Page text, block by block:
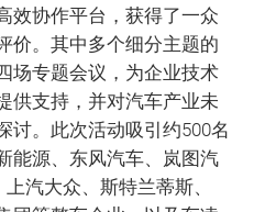
效协作平台，获得了一众
价。其中多个细分主题的
场专题会议，为企业技术
供支持，并对汽车产业未
讨。此次活动吸引约500名
能源、东风汽车、岚图汽
汽大众、斯特兰蒂斯、